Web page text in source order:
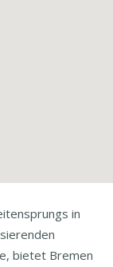
in
bietet Bremen